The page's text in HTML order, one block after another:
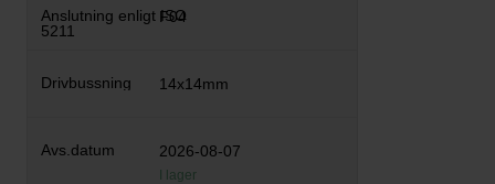
F04
14x14mm
2026-08-07
I lager